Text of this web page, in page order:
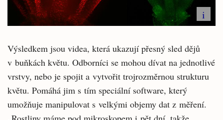
i
Výsledkem jsou videa, která ukazují přesný sled dějů
v buňkách květu. Odborníci se mohou dívat na jednotlivé
vrstvy, nebo je spojit a vytvořit trojrozměrnou strukturu
květu. Pomáhá jim s tím speciální software, který
umožňuje manipulovat s velkými objemy dat z měření.